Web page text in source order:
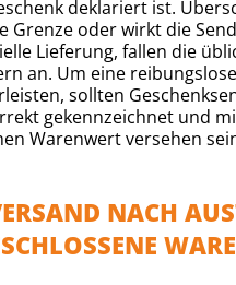
deklariert ist.
Grenze oder wirkt die
Lieferung, fallen die
an. Um eine
sollten
gekennzeichnet und
Warenwert versehen
NACH